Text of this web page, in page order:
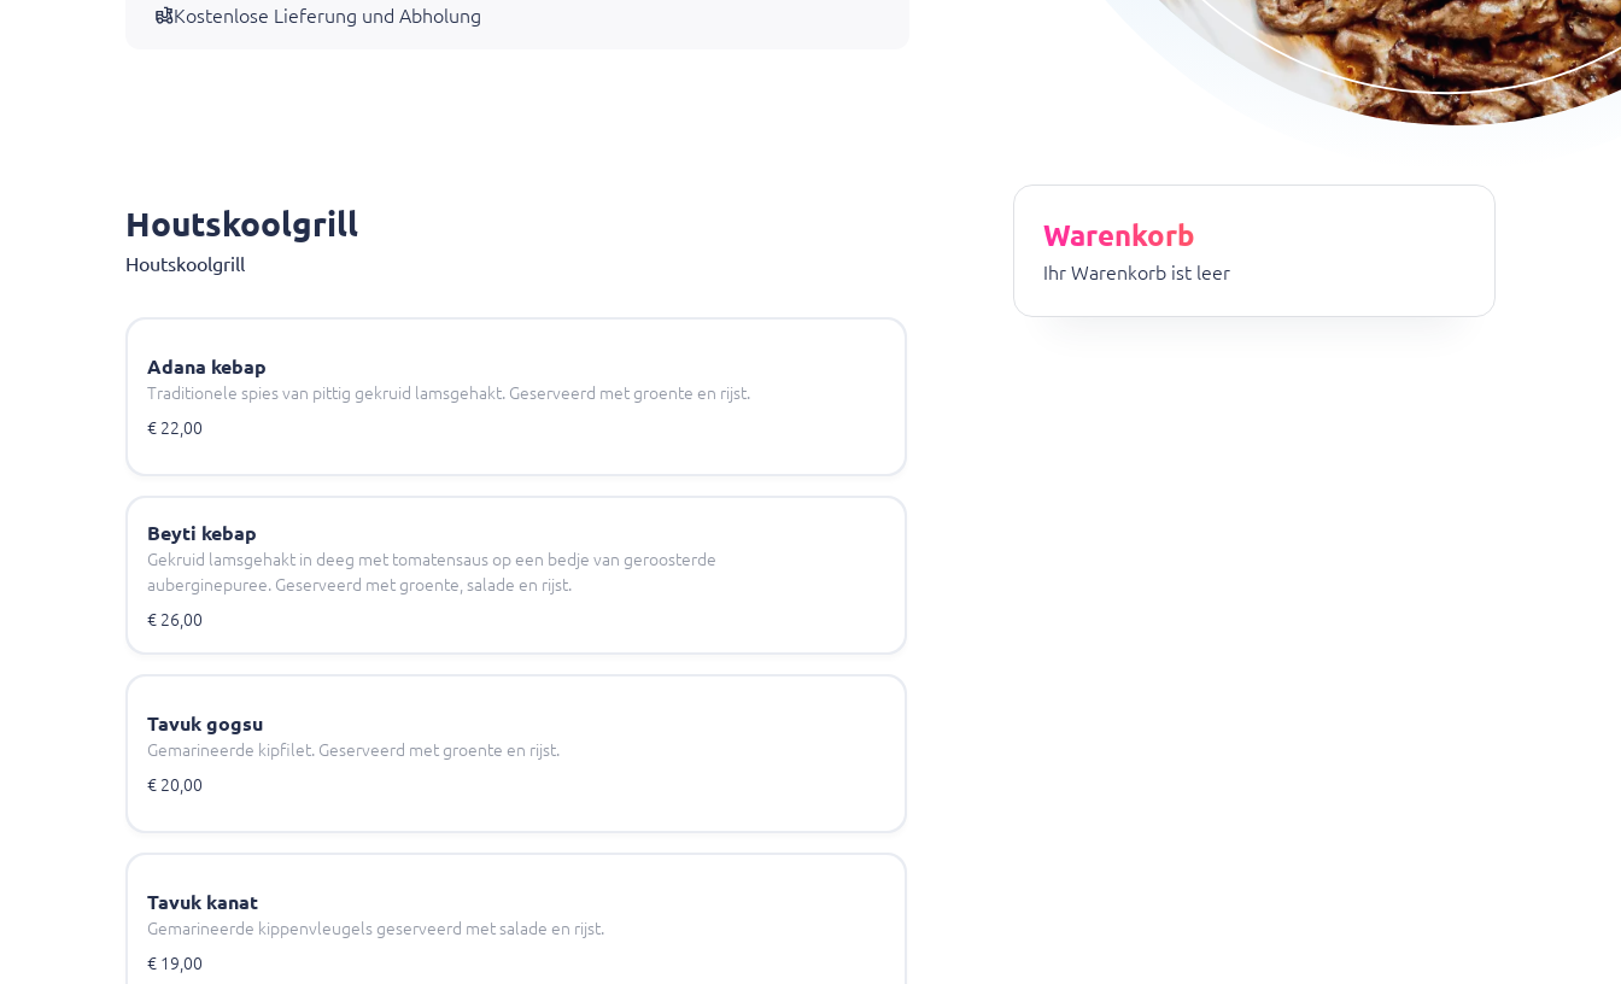
Kostenlose Lieferung und Abholung
Houtskoolgrill
Houtskoolgrill
Adana kebap
Traditionele spies van pittig gekruid lamsgehakt. Geserveerd met groente en rijst.
€ 22,00
Beyti kebap
Gekruid lamsgehakt in deeg met tomatensaus op een bedje van geroosterde
auberginepuree. Geserveerd met groente, salade en rijst.
€ 26,00
Tavuk gogsu
Gemarineerde kipfilet. Geserveerd met groente en rijst.
€ 20,00
Tavuk kanat
Gemarineerde kippenvleugels geserveerd met salade en rijst.
€ 19,00
Warenkorb
Ihr Warenkorb ist leer